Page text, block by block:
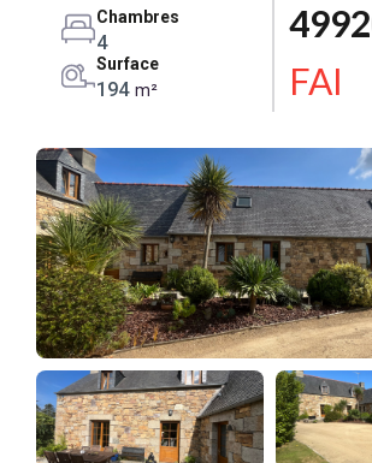
Chambres
4
Surface
194 m²
FAI